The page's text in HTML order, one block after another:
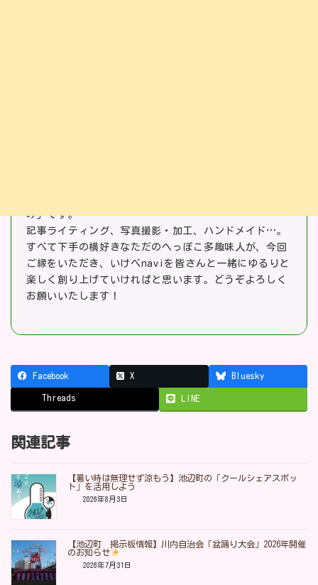
み」です。
記事ライティング、写真撮影・加工、ハンドメイド…。
すべて下手の横好きなただのへっぽこ多趣味人が、今回
ご縁をいただき、いけべnaviを皆さんと一緒にゆるりと
楽しく創り上げていければと思います。どうぞよろしく
お願いいたします！
Facebook X Bluesky
Threads LINE
関連記事
【暑い時は無理せず涼もう】池辺町の「クールシェアスポッ
ト」を活用しよう
2026年8月3日
【池辺町 掲示板情報】川内自治会「盆踊り大会」2026年開催
のお知らせ
2026年7月31日